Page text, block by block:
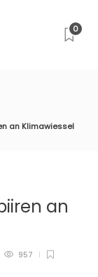
0
an Klimawiessel
an
957